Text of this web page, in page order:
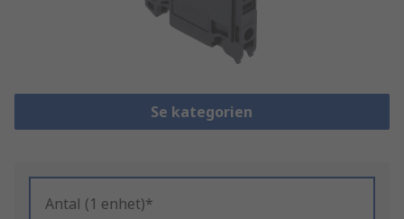
Se kategorien
Antal (1 enhet)*